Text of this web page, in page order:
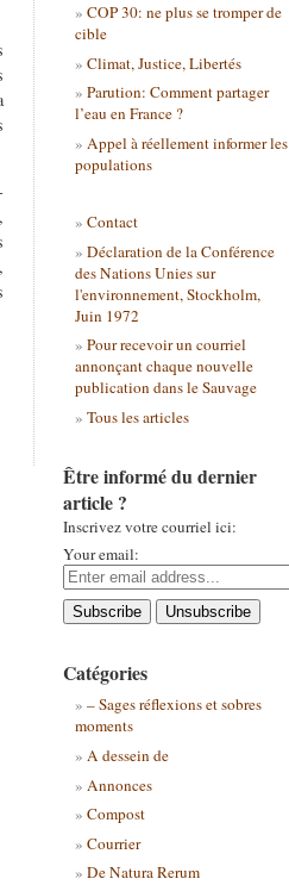
COP 30: ne plus se tromper de
cible
Climat, Justice, Libertés
Parution: Comment partager
l’eau en France ?
Appel à réellement informer les
populations
Contact
Déclaration de la Conférence
des Nations Unies sur
l'environnement, Stockholm,
Juin 1972
Pour recevoir un courriel
annonçant chaque nouvelle
publication dans le Sauvage
Tous les articles
Être informé du dernier
article ?
Inscrivez votre courriel ici:
Your email:
Catégories
– Sages réflexions et sobres
moments
A dessein de
Annonces
Compost
Courrier
De Natura Rerum